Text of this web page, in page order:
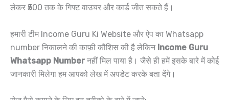
लेकर ₹500 तक के गिफ्ट वाउचर और कार्ड जीत सकते हैं।
हमारी टीम Income Guru Ki Website और ऐप का Whatsapp
number निकालने की काफ़ी कौशिस की है लेकिन Income Guru
Whatsapp Number नहीं मिल पाया है। जैसे ही हमें इसके बारे में कोई
जानकारी मिलेगा हम आपको लेख में अपडेट करके बता देंगे।